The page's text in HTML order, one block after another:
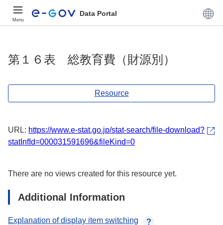
Menu
Data Portal
第１６表 総教育費（財源別）
Resource
URL: https://www.e-stat.go.jp/stat-search/file-download?
statInfId=000031591696&fileKind=0
There are no views created for this resource yet.
Additional Information
Explanation of display item switching